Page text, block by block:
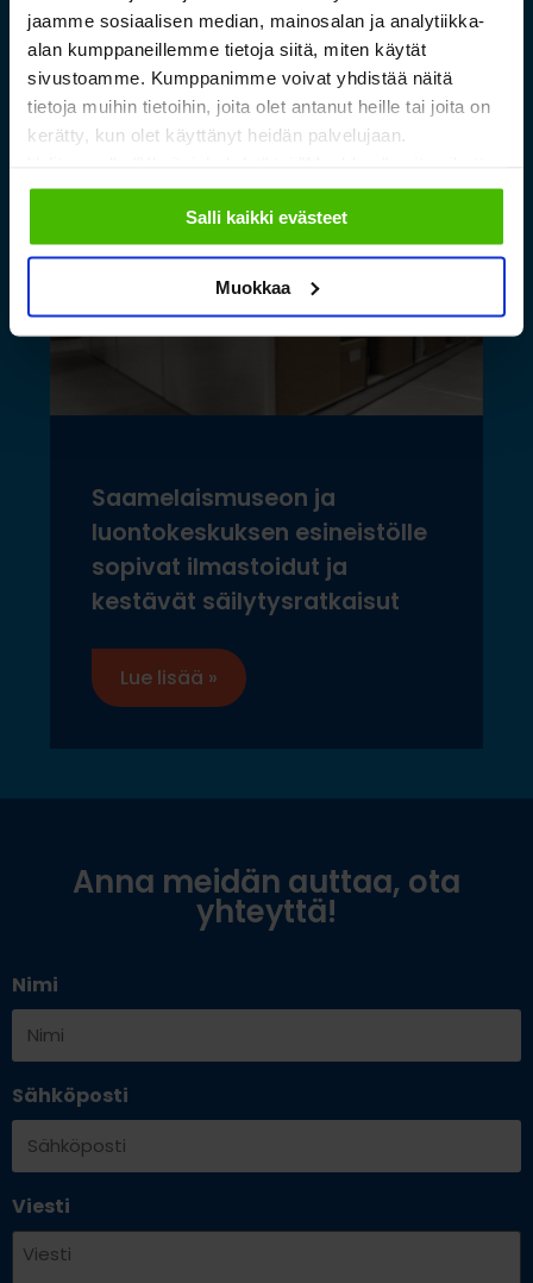
jaamme sosiaalisen median, mainosalan ja analytiikka-
alan kumppaneillemme tietoja siitä, miten käytät
sivustoamme. Kumppanimme voivat yhdistää näitä
tietoja muihin tietoihin, joita olet antanut heille tai joita on
kerätty, kun olet käyttänyt heidän palvelujaan.
sallimiisi evästeisiin.
Salli kaikki evästeet
Muokkaa
laajentuessa
Lue lisää »
Saamelaismuseon ja
luontokeskuksen esineistölle
sopivat ilmastoidut ja
kestävät säilytysratkaisut
Lue lisää »
Anna meidän auttaa, ota
yhteyttä!
Nimi
Sähköposti
Viesti